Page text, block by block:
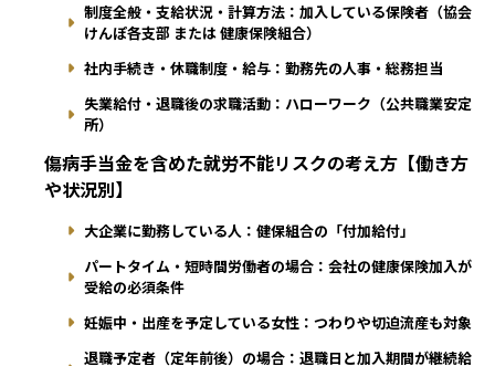
制度全般・支給状況・計算方法：加入している保険者（協会
けんぽ各支部 または 健康保険組合）
社内手続き・休職制度・給与：勤務先の人事・総務担当
失業給付・退職後の求職活動：ハローワーク（公共職業安定
所）
傷病手当金を含めた就労不能リスクの考え方【働き方
や状況別】
大企業に勤務している人：健保組合の「付加給付」
パートタイム・短時間労働者の場合：会社の健康保険加入が
受給の必須条件
妊娠中・出産を予定している女性：つわりや切迫流産も対象
退職予定者（定年前後）の場合：退職日と加入期間が継続給